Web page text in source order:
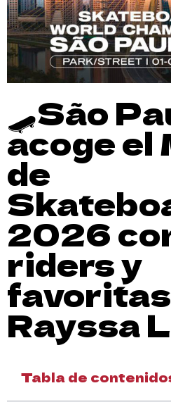
🛹São
acoge el
de
2026
riders y
Rayssa
Tabla de